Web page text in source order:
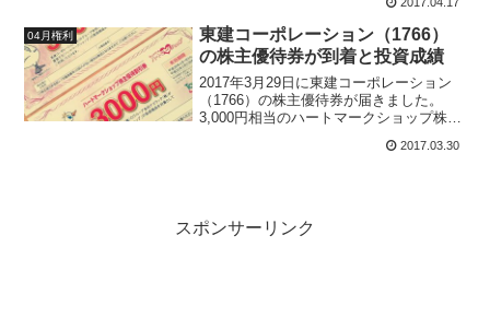
カシリーズ3種類です。東建コーポレーシ
ョンの株主優待は、普段自分では買えな
いようなちょっ...
04月権利
東建コーポレーション（1766）
の株主優待券が到着と投資成績
2017年3月29日に東建コーポレーション
（1766）の株主優待券が届きました。
3,000円相当のハートマークショップ株主
分になります。東建コーポレーション
2017.03.30
スポンサーリンク